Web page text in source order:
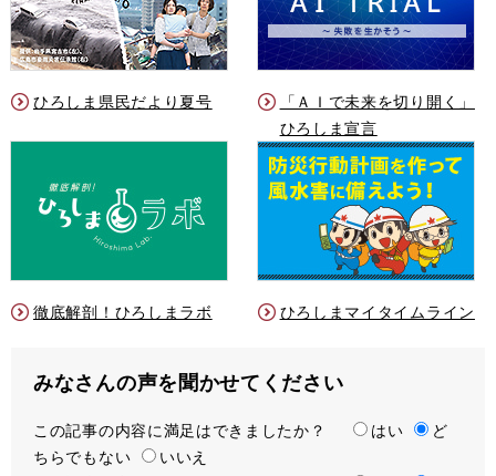
ひろしま県民だより夏号
「ＡＩで未来を切り開く」
ひろしま宣言
徹底解剖！ひろしまラボ ひろしまマイタイムライン
みなさんの声を聞かせてください
満
足
この記事の内容に満足はできましたか？ はい
ど
ちらでもない
いいえ